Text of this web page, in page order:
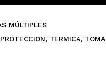
MÚLTIPLES
PROTECCION, TERMICA,